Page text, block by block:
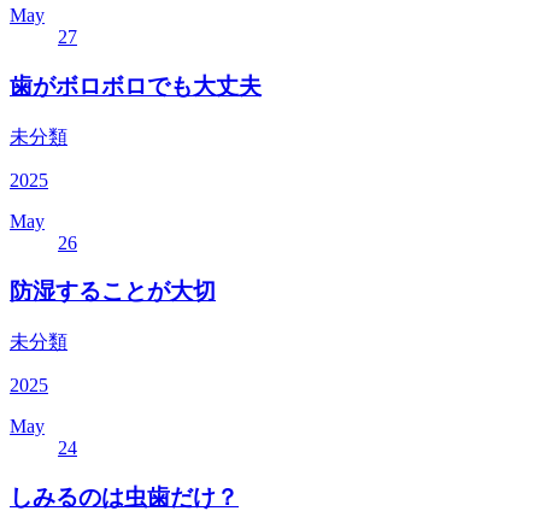
May
27
歯がボロボロでも大丈夫
未分類
2025
May
26
防湿することが大切
未分類
2025
May
24
しみるのは虫歯だけ？